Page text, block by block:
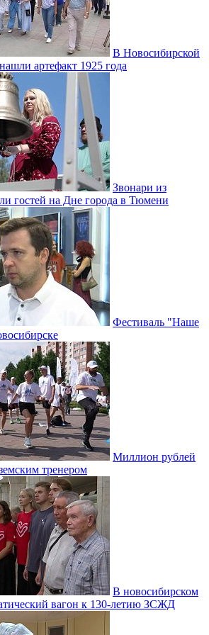
В Новосибирской
артефакт 1925 года
Звонари из
гостей на Дне города в Тюмени
Фестиваль "Наше
Миллион рублей
тренером
В новосибирском
вагон к 130-летию ЗСЖД